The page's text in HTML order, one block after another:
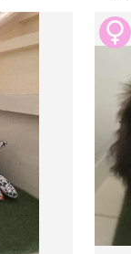
めお問い合わせが
病死した場合、全
病死した場合、販
にご一報ください。